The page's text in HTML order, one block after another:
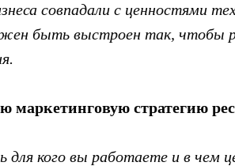
совпадали с ценностями
быть выстроен так, чтобы
стратегию
кого вы работаете и в чем